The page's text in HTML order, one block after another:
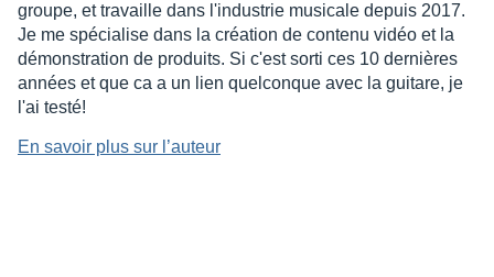
groupe, et travaille dans l'industrie musicale depuis 2017.
Je me spécialise dans la création de contenu vidéo et la
démonstration de produits. Si c'est sorti ces 10 dernières
années et que ca a un lien quelconque avec la guitare, je
l'ai testé!
En savoir plus sur l’auteur